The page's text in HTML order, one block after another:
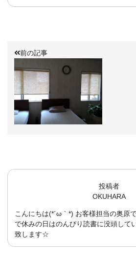
前の記事
投稿者
OKUHARA
こんにちは(*´ω｀*) お客様担当の奥原
で休みの日はのんびり読書に没頭して
致します☆